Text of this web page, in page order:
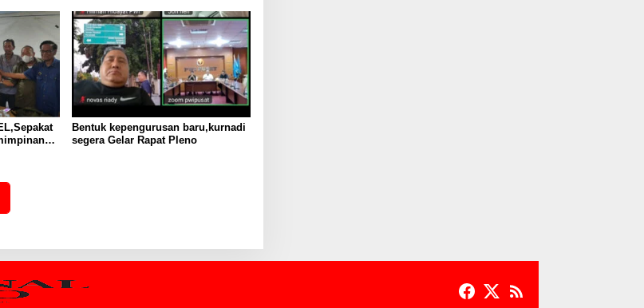
Bentuk kepengurusan baru,kurnadi
segera Gelar Rapat Pleno